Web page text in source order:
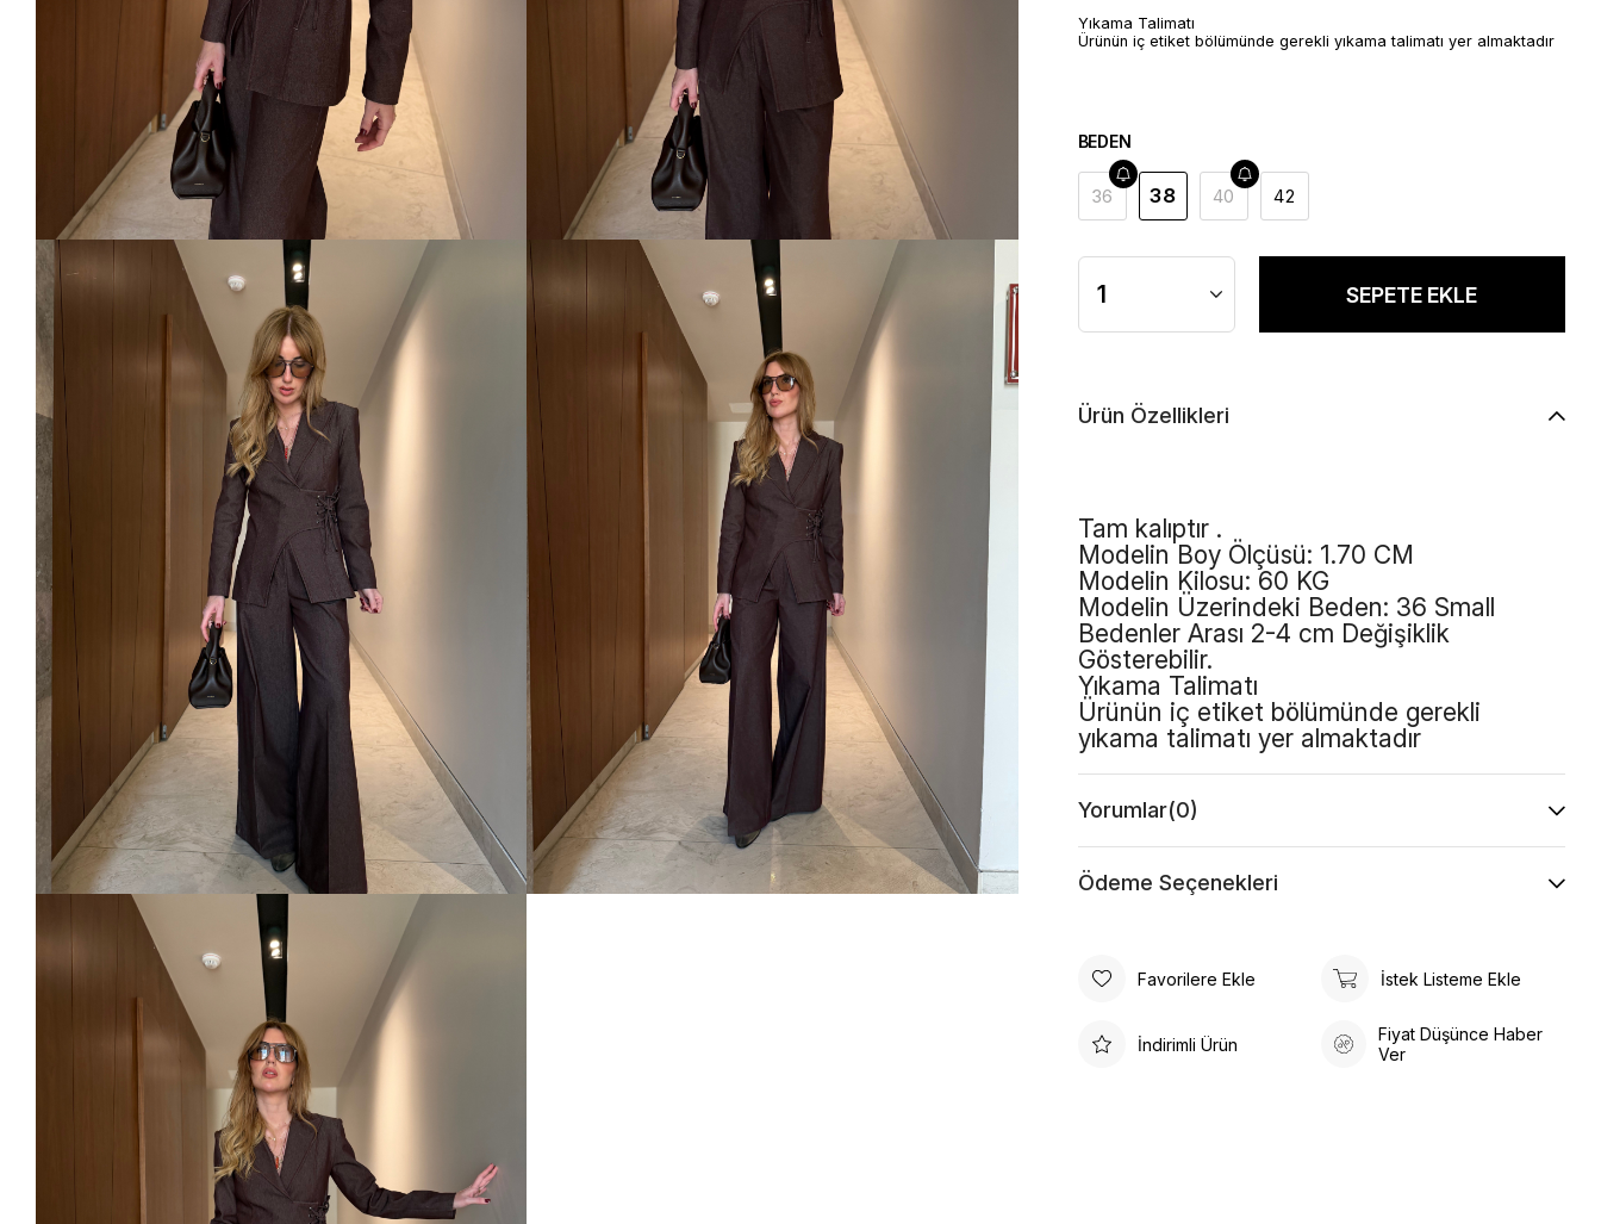
Yıkama Talimatı
Ürünün iç etiket bölümünde gerekli yıkama talimatı yer almaktadır
BEDEN
36 38 40 42
Ürün Özellikleri
Tam kalıptır .
Modelin Boy Ölçüsü: 1.70 CM
Modelin Kilosu: 60 KG
Modelin Üzerindeki Beden: 36 Small
Bedenler Arası 2-4 cm Değişiklik
Gösterebilir.
Yıkama Talimatı
Ürünün iç etiket bölümünde gerekli
yıkama talimatı yer almaktadır
Kalıp
Yorumlar(0)
Ödeme Seçenekleri
Favorilere Ekle İstek Listeme Ekle
İndirimli Ürün
Fiyat Düşünce Haber
Ver